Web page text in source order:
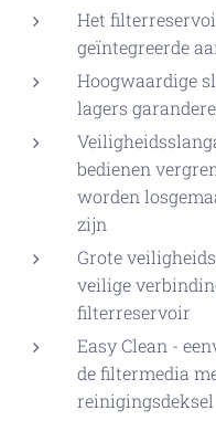
Het
geïntegreerde
Hoogwaardige
lagers
bedienen
worden
zijn
Grote
veilige
filterreservoir
Easy Clean -
de filtermedia
reinigingsdeksel